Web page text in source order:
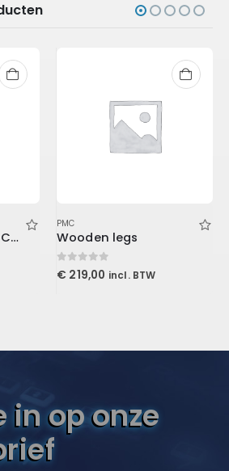
Lurssen Mastering Console (Download)
PMC
Wooden legs
0out of 5
€ 219,00 incl. BTW
in op onze